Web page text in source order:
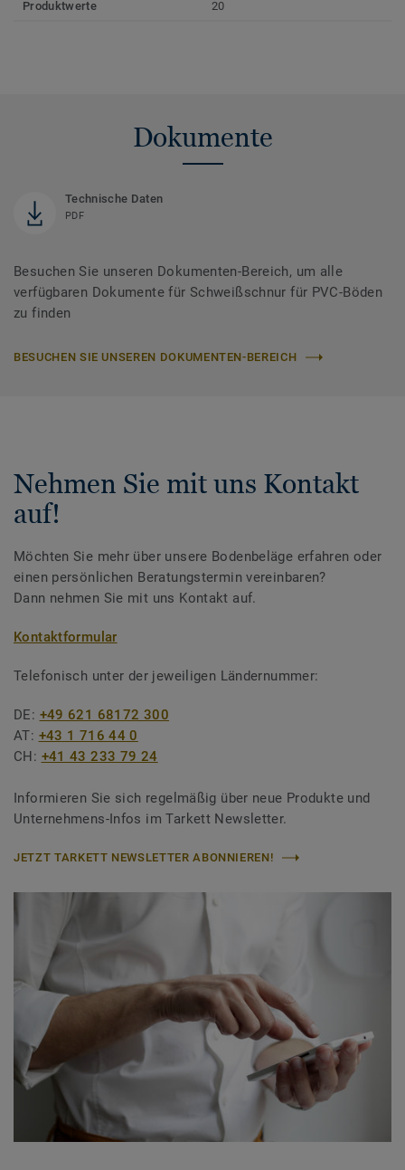
Produktwerte 20
Dokumente
Technische Daten
PDF
Besuchen Sie unseren Dokumenten-Bereich, um alle
verfügbaren Dokumente für Schweißschnur für PVC-Böden
zu finden
BESUCHEN SIE UNSEREN DOKUMENTEN-BEREICH
Nehmen Sie mit uns Kontakt
auf!
Möchten Sie mehr über unsere Bodenbeläge erfahren oder
einen persönlichen Beratungstermin vereinbaren?
Dann nehmen Sie mit uns Kontakt auf.
Kontaktformular
Telefonisch unter der jeweiligen Ländernummer:
DE: +49 621 68172 300
AT: +43 1 716 44 0
CH: +41 43 233 79 24
Informieren Sie sich regelmäßig über neue Produkte und
Unternehmens-Infos im Tarkett Newsletter.
JETZT TARKETT NEWSLETTER ABONNIEREN!